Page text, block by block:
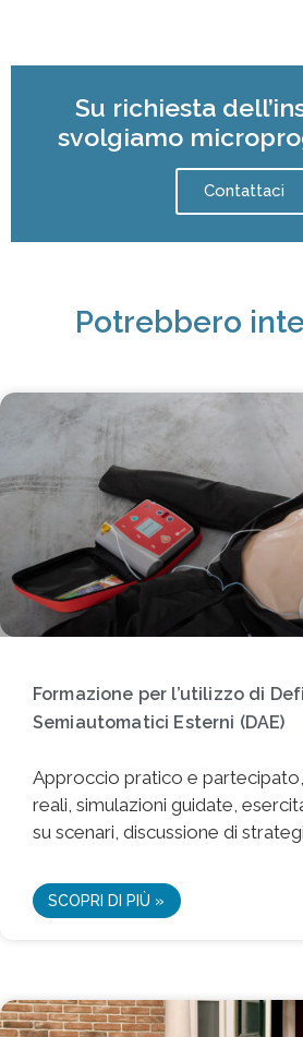
Su richiesta
svolgiamo
Contattaci
Potrebbero
Formazione per l’utilizzo di
Semiautomatici Esterni (DAE)
Approccio pratico e partecipato,
reali, simulazioni guidate,
su scenari, discussione di
SCOPRI DI PIÙ »